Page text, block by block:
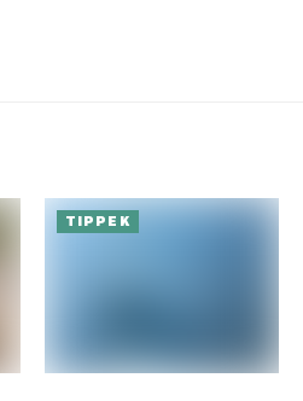
TIPPEK